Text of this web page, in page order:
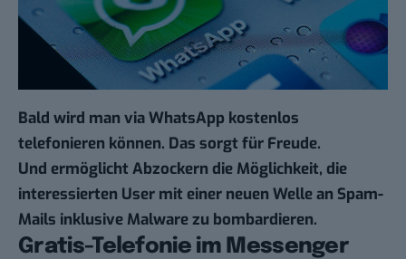
Bald wird man via WhatsApp kostenlos
telefonieren können. Das sorgt für Freude.
Und ermöglicht Abzockern die Möglichkeit, die
interessierten User mit einer neuen Welle an Spam-
Mails inklusive Malware zu bombardieren.
Gratis-Telefonie im Messenger